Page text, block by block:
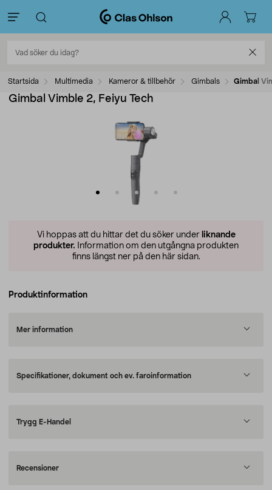
Startsida Multimedia Kameror & tillbehör Gimbals Gimbal
Gimbal Vimble 2, Feiyu Tech
Vi hoppas att du hittar det du söker under liknande
produkter. Information om den utgångna produkten
finns längst ner på den här sidan.
Produktinformation
Mer information
Specifikationer, dokument och ev. faroinformation
Trygg E-Handel
Recensioner